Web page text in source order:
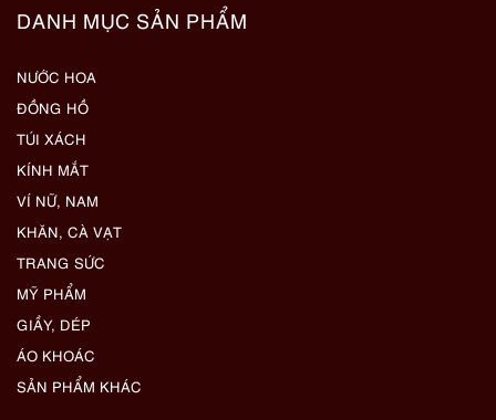
DANH MỤC SẢN PHẨM
NƯỚC HOA
ĐỒNG HỒ
TÚI XÁCH
KÍNH MẮT
VÍ NỮ, NAM
KHĂN, CÀ VẠT
TRANG SỨC
MỸ PHẨM
GIẦY, DÉP
ÁO KHOÁC
SẢN PHẨM KHÁC